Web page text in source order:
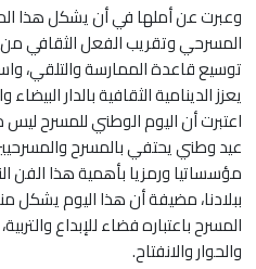
وعبرت عن أملها في أن يشكل هذا
المسرحي وتقريب الفعل الثقافي
توسيع قاعدة الممارسة والتلقي،
يعزز الدينامية الثقافية بالدار
اعتبرت أن اليوم الوطني للمسرح
عيد وطني يحتفي بالمسرح
مؤسساتيا ورمزيا بأهمية هذا الفن
ببلادنا، مضيفة أن هذا اليوم يشكل
المسرح باعتباره فضاء للإبداع
والحوار والانفتاح.